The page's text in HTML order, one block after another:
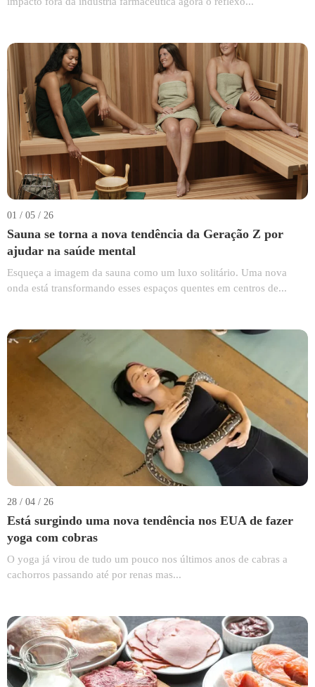
01 / 05 / 26
Sauna se torna a nova tendência da Geração Z por
ajudar na saúde mental
Esqueça a imagem da sauna como um luxo solitário. Uma nova
onda está transformando esses espaços quentes em centros de...
28 / 04 / 26
Está surgindo uma nova tendência nos EUA de fazer
yoga com cobras
O yoga já virou de tudo um pouco nos últimos anos de cabras a
cachorros passando até por renas mas...